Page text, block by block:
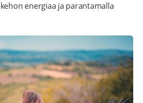
energiaa ja parantamalla